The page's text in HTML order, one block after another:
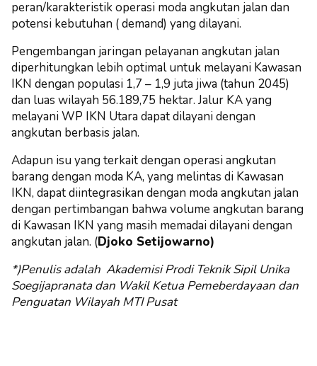
peran/karakteristik operasi moda angkutan jalan dan
potensi kebutuhan ( demand) yang dilayani.
Pengembangan jaringan pelayanan angkutan jalan
diperhitungkan lebih optimal untuk melayani Kawasan
IKN dengan populasi 1,7 – 1,9 juta jiwa (tahun 2045)
dan luas wilayah 56.189,75 hektar. Jalur KA yang
melayani WP IKN Utara dapat dilayani dengan
angkutan berbasis jalan.
Adapun isu yang terkait dengan operasi angkutan
barang dengan moda KA, yang melintas di Kawasan
IKN, dapat diintegrasikan dengan moda angkutan jalan
dengan pertimbangan bahwa volume angkutan barang
di Kawasan IKN yang masih memadai dilayani dengan
angkutan jalan. (Djoko Setijowarno)
*)Penulis adalah Akademisi Prodi Teknik Sipil Unika
Soegijapranata dan Wakil Ketua Pemeberdayaan dan
Penguatan Wilayah MTI Pusat